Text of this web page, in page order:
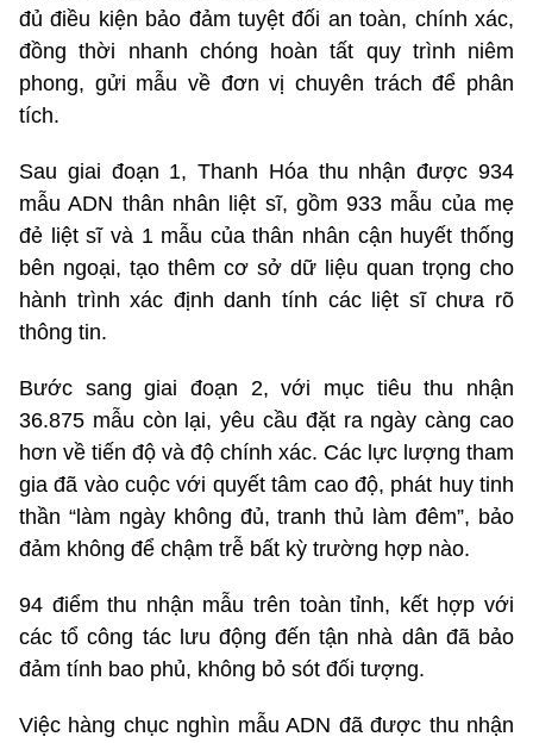
đủ điều kiện bảo đảm tuyệt đối an toàn, chính xác,
đồng thời nhanh chóng hoàn tất quy trình niêm
phong, gửi mẫu về đơn vị chuyên trách để phân
tích.
Sau giai đoạn 1, Thanh Hóa thu nhận được 934
mẫu ADN thân nhân liệt sĩ, gồm 933 mẫu của mẹ
đẻ liệt sĩ và 1 mẫu của thân nhân cận huyết thống
bên ngoại, tạo thêm cơ sở dữ liệu quan trọng cho
hành trình xác định danh tính các liệt sĩ chưa rõ
thông tin.
Bước sang giai đoạn 2, với mục tiêu thu nhận
36.875 mẫu còn lại, yêu cầu đặt ra ngày càng cao
hơn về tiến độ và độ chính xác. Các lực lượng tham
gia đã vào cuộc với quyết tâm cao độ, phát huy tinh
thần “làm ngày không đủ, tranh thủ làm đêm”, bảo
đảm không để chậm trễ bất kỳ trường hợp nào.
94 điểm thu nhận mẫu trên toàn tỉnh, kết hợp với
các tổ công tác lưu động đến tận nhà dân đã bảo
đảm tính bao phủ, không bỏ sót đối tượng.
Việc hàng chục nghìn mẫu ADN đã được thu nhận